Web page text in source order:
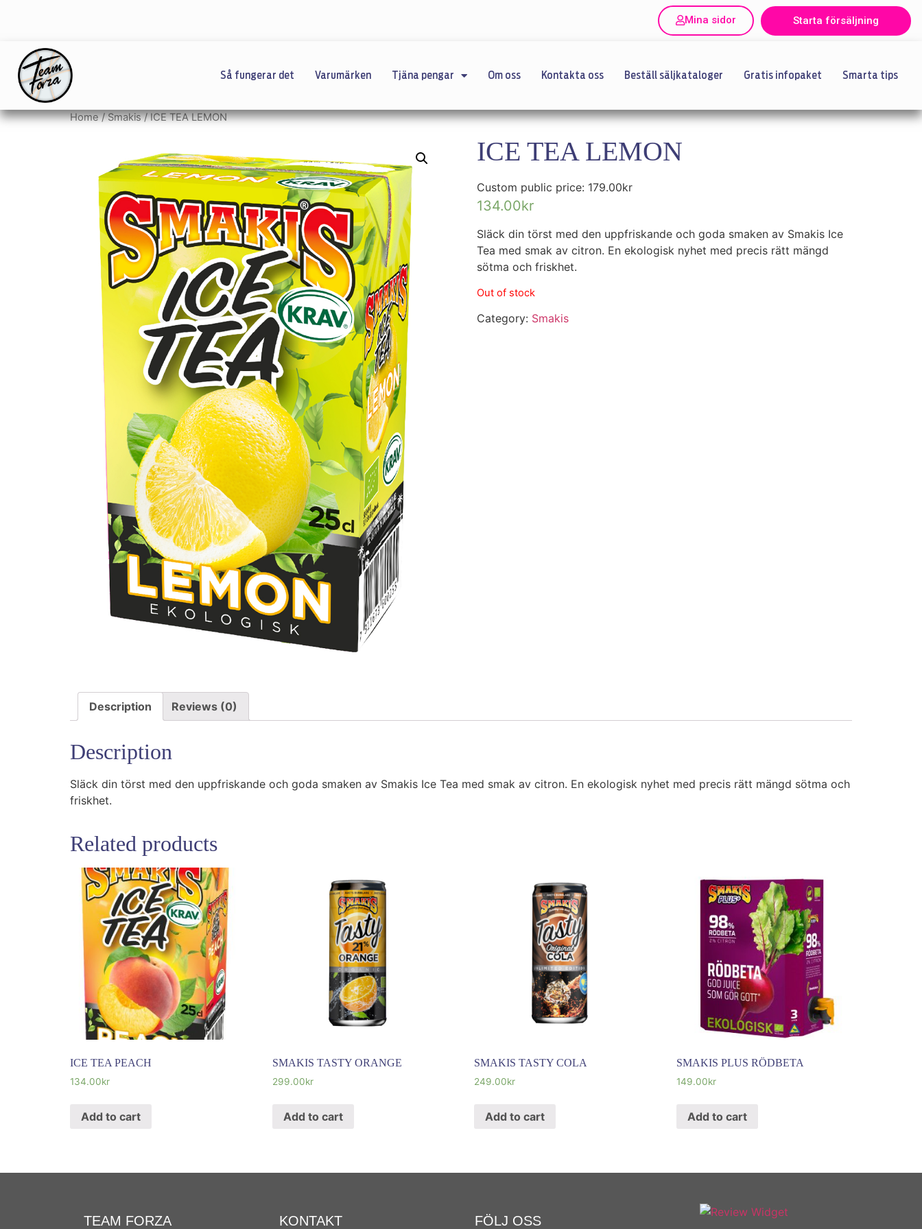
Mina sidor Starta försäljning
Så fungerar det Varumärken Tjäna pengar Om oss Kontakta oss Beställ säljkataloger Gratis infopaket Smarta tips
Home/Smakis/ ICE TEA LEMON
ICE TEA LEMON
Custom public price: 179.00kr
134.00kr
Släck din törst med den uppfriskande och goda smaken av Smakis Ice
Tea med smak av citron. En ekologisk nyhet med precis rätt mängd
sötma och friskhet.
Out of stock
Category: Smakis
Description Reviews (0)
Description
Släck din törst med den uppfriskande och goda smaken av Smakis Ice Tea med smak av citron. En ekologisk nyhet med precis rätt mängd sötma och
friskhet.
Related products
ICE TEA PEACH
134.00kr
Add to cart
SMAKIS TASTY ORANGE
299.00kr
Add to cart
SMAKIS TASTY COLA
249.00kr
Add to cart
SMAKIS PLUS RÖDBETA
149.00kr
Add to cart
TEAM FORZA KONTAKT FÖLJ OSS